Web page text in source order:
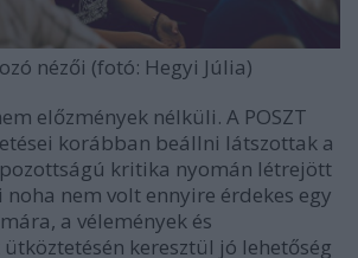
nézői (fotó: Hegyi Júlia)
előzmények nélküli. A POSZT
korábban beállni látszottak a
kritika nyomán létrejött
nem volt ennyire érdekes egy
a vélemények és
keresztül jó lehetőség